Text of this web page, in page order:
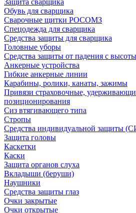
Защита сварщика
Обувь для сварщика
Сварочные щитки РОСОМЗ
Спецодежда для сварщика
Средства защиты для сварщика
Головные уборы
Средства защиты от падения с высоты
Анкерные устройства
Гибкие анкерные линии
Карабины, ролики, канаты, зажимы
Привязи страховочные,
позиционирования
Сиз втягивающего типа
Стропы
Средства индивидуальной защиты
Защита головы
Каскетки
Каски
Защита органов слуха
Вкладыши (беруши)
Наушники
Средства защиты глаз
Очки закрытые
Очки открытые